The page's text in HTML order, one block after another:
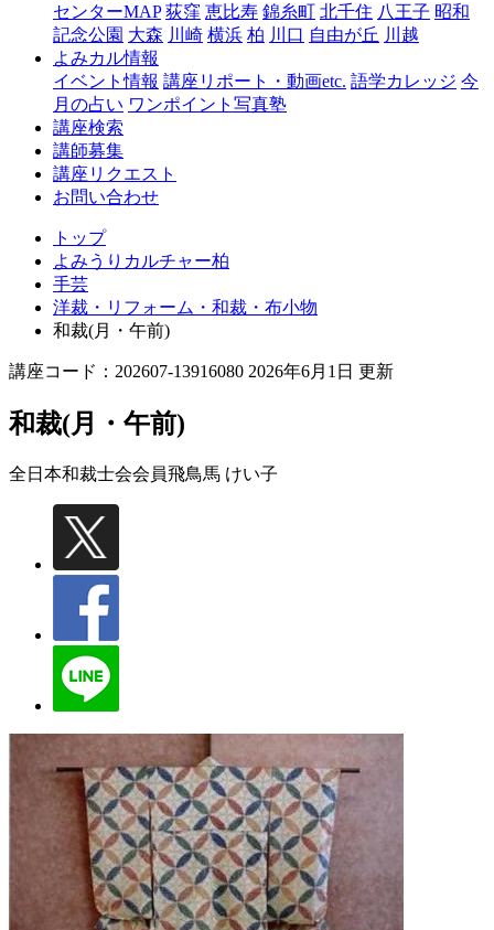
センターMAP 荻窪 恵比寿 錦糸町 北千住 八王子 昭和
記念公園 大森 川崎 横浜 柏 川口 自由が丘 川越
よみカル情報
イベント情報 講座リポート・動画etc. 語学カレッジ 今
月の占い ワンポイント写真塾
講座検索
講師募集
講座リクエスト
お問い合わせ
トップ
よみうりカルチャー柏
手芸
洋裁・リフォーム・和裁・布小物
和裁(月・午前)
講座コード：202607-13916080 2026年6月1日 更新
和裁(月・午前)
全日本和裁士会会員飛鳥馬 けい子